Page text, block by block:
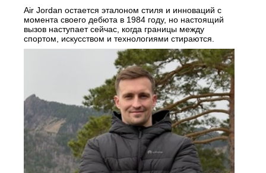
Air Jordan остается эталоном стиля и инноваций с
момента своего дебюта в 1984 году, но настоящий
вызов наступает сейчас, когда границы между
спортом, искусством и технологиями стираются.